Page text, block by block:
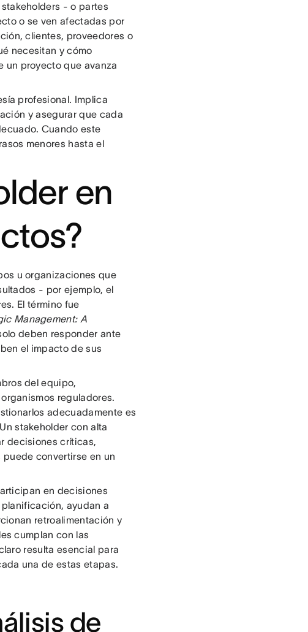
- o partes
o se ven afectadas por
clientes, proveedores o
necesitan y cómo
un proyecto que avanza
profesional. Implica
y asegurar que cada
Cuando este
menores hasta el
en
u organizaciones que
- por ejemplo, el
El término fue
Management: A
deben responder ante
el impacto de sus
del equipo,
reguladores.
adecuadamente es
stakeholder con alta
decisiones críticas,
convertirse en un
en decisiones
ayudan a
retroalimentación y
cumplan con las
resulta esencial para
una de estas etapas.
de